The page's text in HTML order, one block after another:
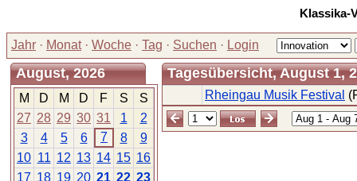
Klassika-
Jahr · Monat· Woche · Tag · Suchen · Login
August, 2026
M D M D F S
S
27 28 29 30 31 1
2
3
4 5 6 7 8
9
10 11 12 13 14 15 16
17 18 19 20 21 22 23
Tagesübersicht, August 1,
Rheingau Musik Festival